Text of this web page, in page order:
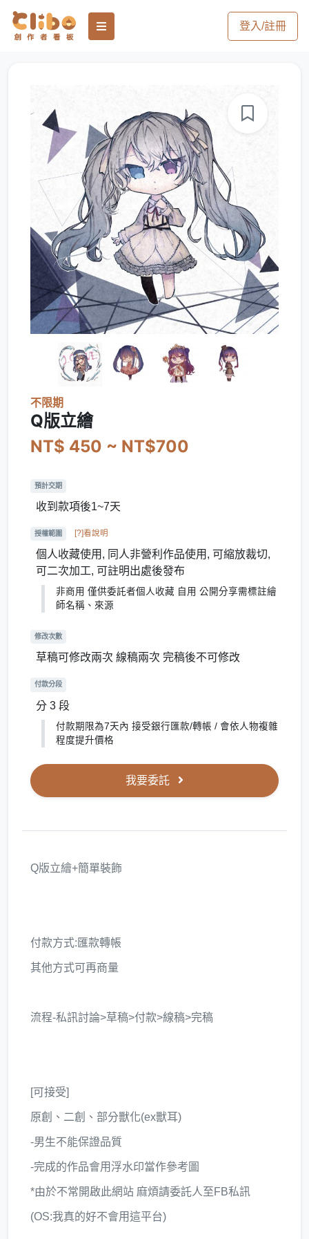
登入/註冊
不限期
Q版立繪
NT$ 450 ~ NT$700
預計交期
收到款項後1~7天
授權範圍 [?]看說明
個人收藏使用, 同人非營利作品使用, 可縮放裁切,
可二次加工, 可註明出處後發布
非商用 僅供委託者個人收藏 自用 公開分享需標註繪
師名稱、來源
修改次數
草稿可修改兩次 線稿兩次 完稿後不可修改
付款分段
分 3 段
付款期限為7天內 接受銀行匯款/轉帳 / 會依人物複雜
程度提升價格
我要委託
Q版立繪+簡單裝飾
付款方式:匯款轉帳
其他方式可再商量
流程-私訊討論>草稿>付款>線稿>完稿
[可接受]
原創、二創、部分獸化(ex獸耳)
-男生不能保證品質
-完成的作品會用浮水印當作參考圖
*由於不常開啟此網站 麻煩請委託人至FB私訊
(OS:我真的好不會用這平台)